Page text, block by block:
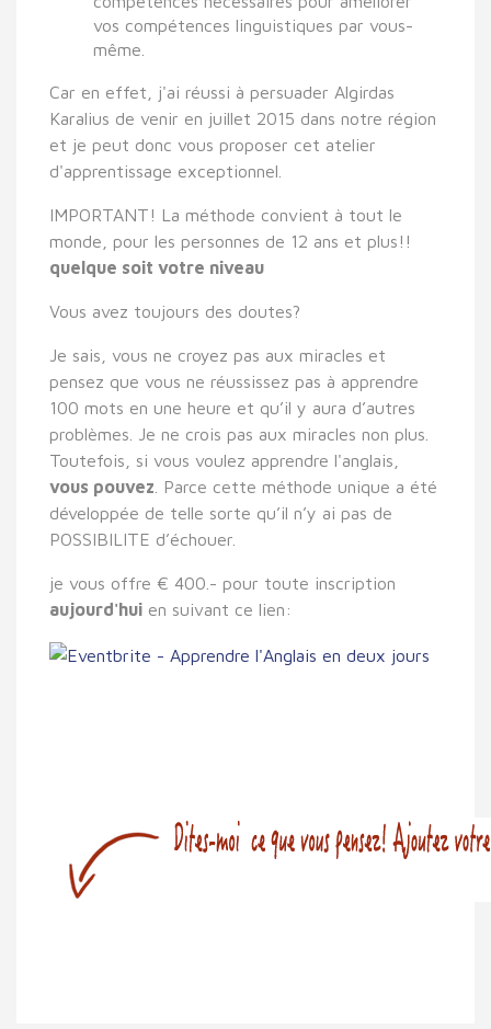
vos compétences linguistiques par vous-
même.
Car en effet, j'ai réussi à persuader Algirdas
Karalius de venir en juillet 2015 dans notre région
et je peut donc vous proposer cet atelier
d'apprentissage exceptionnel.
IMPORTANT! La méthode convient à tout le
monde, pour les personnes de 12 ans et plus!!
quelque soit votre niveau
Vous avez toujours des doutes?
Je sais, vous ne croyez pas aux miracles et
pensez que vous ne réussissez pas à apprendre
100 mots en une heure et qu’il y aura d’autres
problèmes. Je ne crois pas aux miracles non plus.
Toutefois, si vous voulez apprendre l'anglais,
vous pouvez . Parce cette méthode unique a été
développée de telle sorte qu’il n’y ai pas de
POSSIBILITE d’échouer.
je vous offre € 400.- pour toute inscription
aujourd'hui en suivant ce lien: